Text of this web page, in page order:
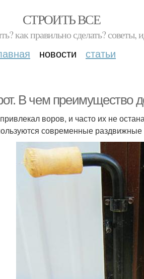
СТРОИТЬ ВСЕ
как правильно сделать? советы,
новости статьи
В чем преимущество
воров, и часто их не
современные